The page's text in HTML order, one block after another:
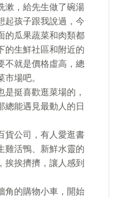
漱，給先生做了碗湯
起孩子跟我說過，今
的瓜果蔬菜和肉類都
的生鮮社區和附近的
不就是價格虛高，總
場吧。
挺喜歡逛菜場的，
總能遇見最動人的日
貨公司，有人愛逛書
雞活鴨、新鮮水靈的
挨挨擠擠，讓人感到
角的購物小車，開始